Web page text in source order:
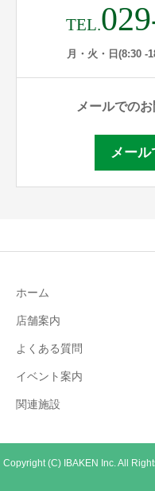
TEL.
月・火・日(8:30 -
メールでの
メール
ホーム
店舗案内
よくある質問
イベント案内
関連施設
Copyright (C) IBAKEN Inc. All